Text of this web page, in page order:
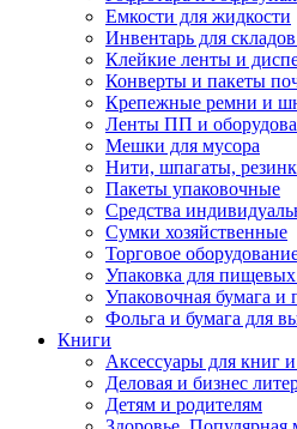
Емкости для жидкости
Инвентарь для
Клейкие ленты и
Конверты и пакеты
Крепежные ремни и
Ленты ПП и
Мешки для мусора
Нити, шпагаты,
Пакеты упаковочные
Средства
Сумки хозяйственные
Торговое
Упаковка для
Упаковочная бумага и
Фольга и бумага для
Книги
Аксессуары для книг
Деловая и бизнес
Детям и родителям